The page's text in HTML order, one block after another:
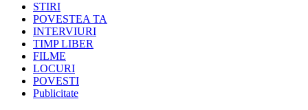
STIRI
POVESTEA TA
INTERVIURI
TIMP LIBER
FILME
LOCURI
POVESTI
Publicitate